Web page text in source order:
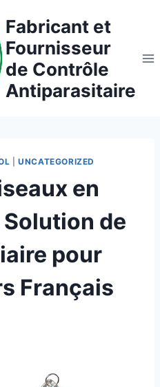
Fabricant et
Fournisseur
de Contrôle
Antiparasitaire
|UNCATEGORIZED
en
de
pour
Français